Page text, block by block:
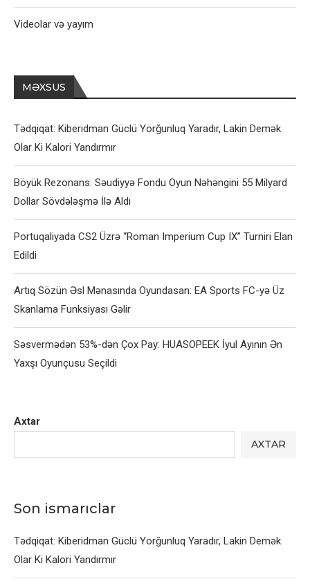
Axtar
AXTAR
Son ismarıclar
Tədqiqat: Kiberidman Güclü Yorğunluq Yaradır, Lakin Demək
Olar Ki Kalori Yandırmır
Videolar və yayım
MƏXSUS
Tədqiqat: Kiberidman Güclü Yorğunluq Yaradır, Lakin Demək
Olar Ki Kalori Yandırmır
Böyük Rezonans: Səudiyyə Fondu Oyun Nəhəngini 55 Milyard
Dollar Sövdələşmə İlə Aldı
Portuqaliyada CS2 Üzrə “Roman Imperium Cup IX” Turniri Elan
Edildi
Artıq Sözün Əsl Mənasında Oyundasan: EA Sports FC-yə Üz
Skanlama Funksiyası Gəlir
Səsvermədən 53%-dən Çox Pay: HUASOPEEK İyul Ayının Ən
Yaxşı Oyunçusu Seçildi